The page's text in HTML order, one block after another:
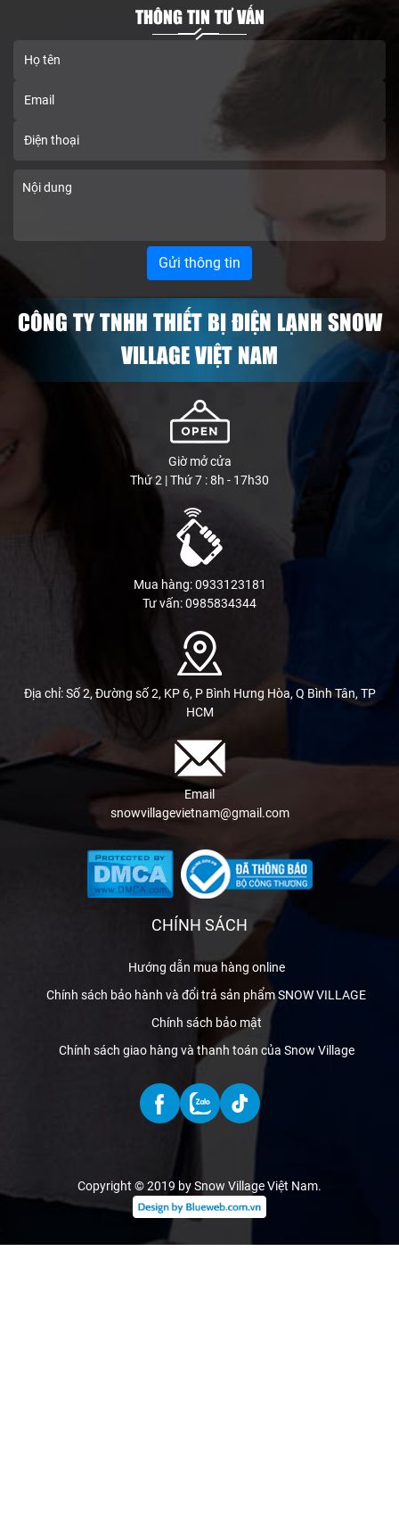
THÔNG TIN TƯ VẤN
CÔNG TY TNHH THIẾT BỊ ĐIỆN LẠNH SNOW
VILLAGE VIỆT NAM
Giờ mở cửa
Thứ 2 | Thứ 7 : 8h - 17h30
Mua hàng: 0933123181
Tư vấn: 0985834344
Địa chỉ: Số 2, Đường số 2, KP 6, P Bình Hưng Hòa, Q Bình Tân, TP
HCM
Email
snowvillagevietnam@gmail.com
CHÍNH SÁCH
Hướng dẫn mua hàng online
Chính sách bảo hành và đổi trả sản phẩm SNOW VILLAGE
Chính sách bảo mật
Chính sách giao hàng và thanh toán của Snow Village
Copyright © 2019 by Snow Village Việt Nam.